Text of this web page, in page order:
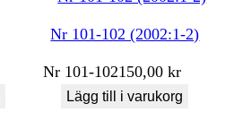
Nr 101-102 (2002:1-2)
Nr 101-102150,00kr
Lägg till i varukorg